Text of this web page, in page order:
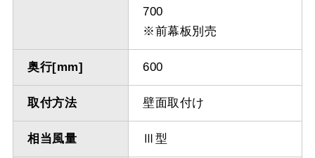
700
※前幕板別売
奥行[mm] 600
取付方法 壁面取付け
相当風量 Ⅲ型